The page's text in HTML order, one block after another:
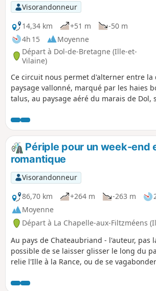
Visorandonneur
14,34 km
+51 m
-50 m
4h 15
Moyenne
Départ à Dol-de-Bretagne (Ille-et-
Vilaine)
Ce circuit nous permet d'alterner entre la
paysage vallonné, marqué par les haies
talus, au paysage aéré du marais de Dol,
l'omniprésence du Mont-Dol et de la
Bretagne.
Périple pour un week-end
romantique
Visorandonneur
86,70 km
+264 m -263 m
Moyenne
Départ à La Chapelle-aux-Filtzméens
Au pays de Chateaubriand - l'auteur, pas
possible de se laisser glisser le long du
relie l'Ille à la Rance, ou de se
y composent un élégant bocage, qui